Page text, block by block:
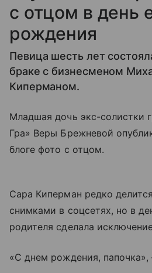
с отцом в день
рождения
Певица шесть лет
браке с бизнесменом
Киперманом.
Младшая дочь экс-солистки
Гра» Веры Брежневой
блоге фото с отцом.
Сара Киперман редко
снимками в соцсетях, но в
родителя сделала
«С днем рождения,